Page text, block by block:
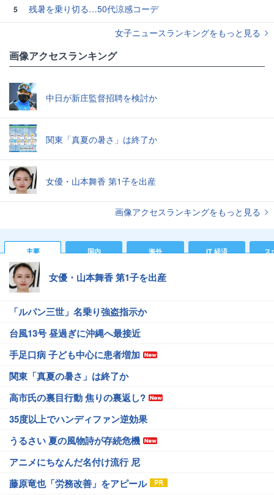
5
残暑を乗り切る…50代涼感コーデ
女子ニュースランキングをもっと見る
画像アクセスランキング
中日が新庄監督招聘を検討か
関東「真夏の暑さ」は終了か
女優・山本舞香 第1子を出産
画像アクセスランキングをもっと見る
主要 国内 海外 IT 経済 ス
女優・山本舞香 第1子を出産
「ルパン三世」名乗り強盗指示か
台風13号 昼過ぎに沖縄へ最接近
手足口病 子ども中心に患者増加
関東「真夏の暑さ」は終了か
高市氏の裏目行動 焦りの裏返し?
35度以上でハンディファン逆効果
うるさい 夏の風物詩が存続危機
アニメにちなんだ名付け流行 尼
藤原竜也「労務改善」をアピール